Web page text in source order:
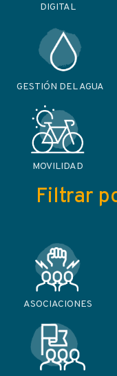
DIGITAL
GESTIÓN DEL AGUA
MOVILIDAD
Filtrar
ASOCIACIONES